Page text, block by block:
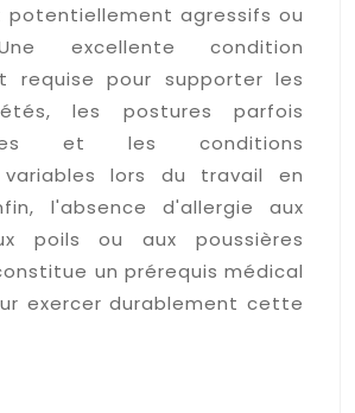
potentiellement agressifs ou
excellente condition
requise pour supporter les
les postures parfois
et les conditions
variables lors du travail en
l'absence d'allergie aux
poils ou aux poussières
un prérequis médical
exercer durablement cette